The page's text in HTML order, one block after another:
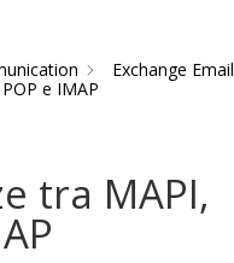
Exchange Email
e IMAP
tra MAPI,